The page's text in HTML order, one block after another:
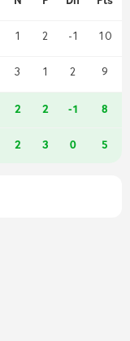
1 2 -1 10
3 1 2 9
2 2 -1 8
2 3 0 5